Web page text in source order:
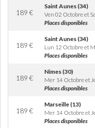
189 €
Saint Aunes (34)
Ven 02 Octobre et
Places disponibles
189 €
Saint Aunes (34)
Lun 12 Octobre et
Places disponibles
189 €
Nimes (30)
Mer 14 Octobre et
Places disponibles
189 €
Marseille (13)
Mer 14 Octobre et
Places disponibles